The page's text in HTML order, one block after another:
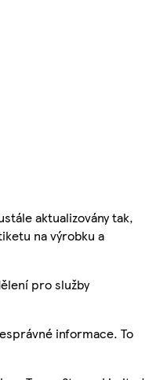
aktualizovány tak,
na výrobku a
pro služby
informace. To